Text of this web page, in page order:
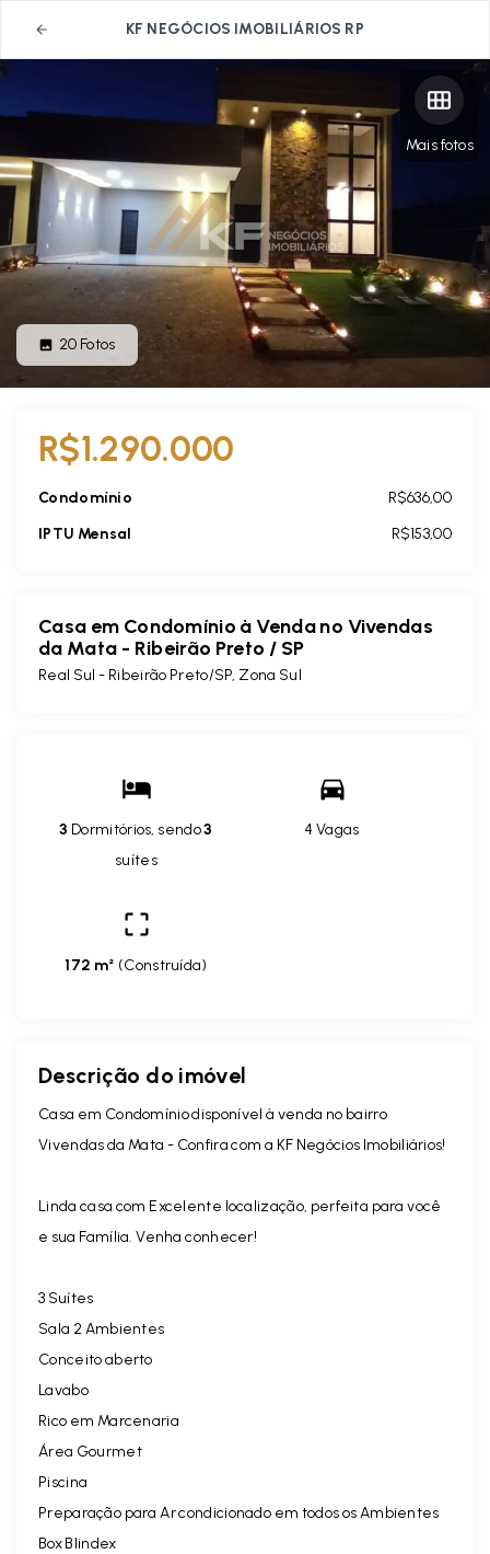
KF NEGÓCIOS IMOBILIÁRIOS RP
Mais fotos
20 Fotos
R$1.290.000
Condomínio
R$636,00
IPTU Mensal
R$153,00
Casa em Condomínio à Venda no Vivendas
da Mata - Ribeirão Preto / SP
Real Sul - Ribeirão Preto/SP, Zona Sul
3 Dormitórios, sendo3
suítes
4 Vagas
172 m² (Construída)
Descrição do imóvel
Casa em Condomínio disponível à venda no bairro
Vivendas da Mata - Confira com a KF Negócios Imobiliários!
Linda casa com Excelente localização, perfeita para você
e sua Família. Venha conhecer!
3 Suítes
Sala 2 Ambientes
Conceito aberto
Lavabo
Rico em Marcenaria
Área Gourmet
Piscina
Preparação para Ar condicionado em todos os Ambientes
Box Blindex